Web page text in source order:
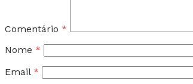
Comentário *
Nome *
Email *